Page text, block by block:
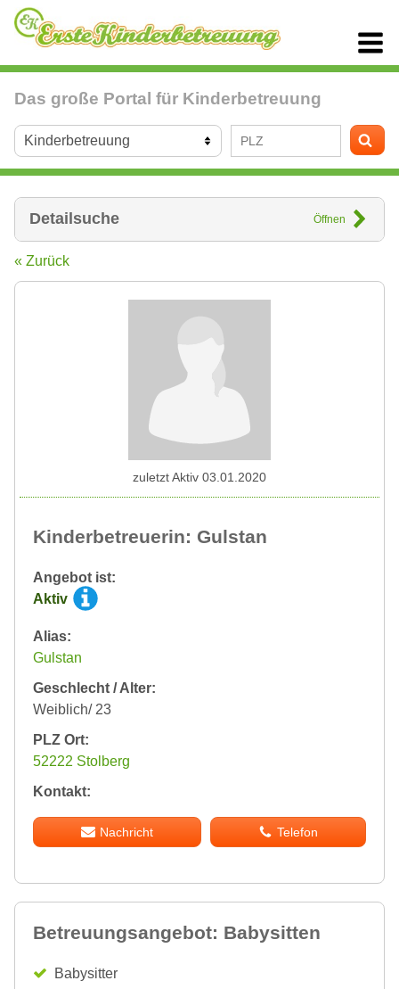
Das große Portal für Kinderbetreuung
Detailsuche Öffnen
« Zurück
Kinderbetreuerin: Gulstan
Angebot ist:
Aktiv
Alias:
Gulstan
Geschlecht / Alter:
Weiblich/ 23
PLZ Ort:
52222 Stolberg
Kontakt:
Nachricht Telefon
zuletzt Aktiv 03.01.2020
Betreuungsangebot: Babysitten
Babysitter